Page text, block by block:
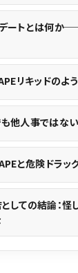
デートとは何か
リキッドのよ
他人事ではな
と危険ドラッ
しての結論：